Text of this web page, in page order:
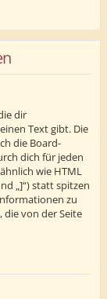
dir
Text gibt. Die
die Board-
dich für jeden
wie HTML
„]“) statt spitzen
zu
die von der Seite